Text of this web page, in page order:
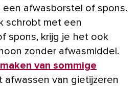
een afwasborstel of spons.
schrobt met een
spons, krijg je het ook
zonder afwasmiddel.
van sommige
afwassen van gietijzeren